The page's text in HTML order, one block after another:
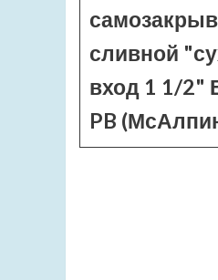
сливной
вход 1 1/2"
PB